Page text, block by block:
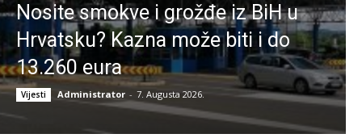
Nosite smokve i grožđe iz BiH u
Hrvatsku? Kazna može biti i do
13.260 eura
Vijesti Administrator - 7. Augusta 2026.